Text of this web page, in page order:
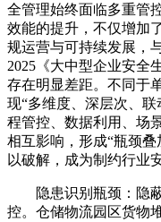
全管理始终面临多重管
效能的提升，不仅增加
规运营与可持续发展，
2025《大中型企业安全
存在明显差距。不同于
现“多维度、深层次、
程管控、数据利用、场
相互影响，形成“瓶颈
以破解，成为制约行业
隐患识别瓶颈：隐
控。仓储物流园区货物